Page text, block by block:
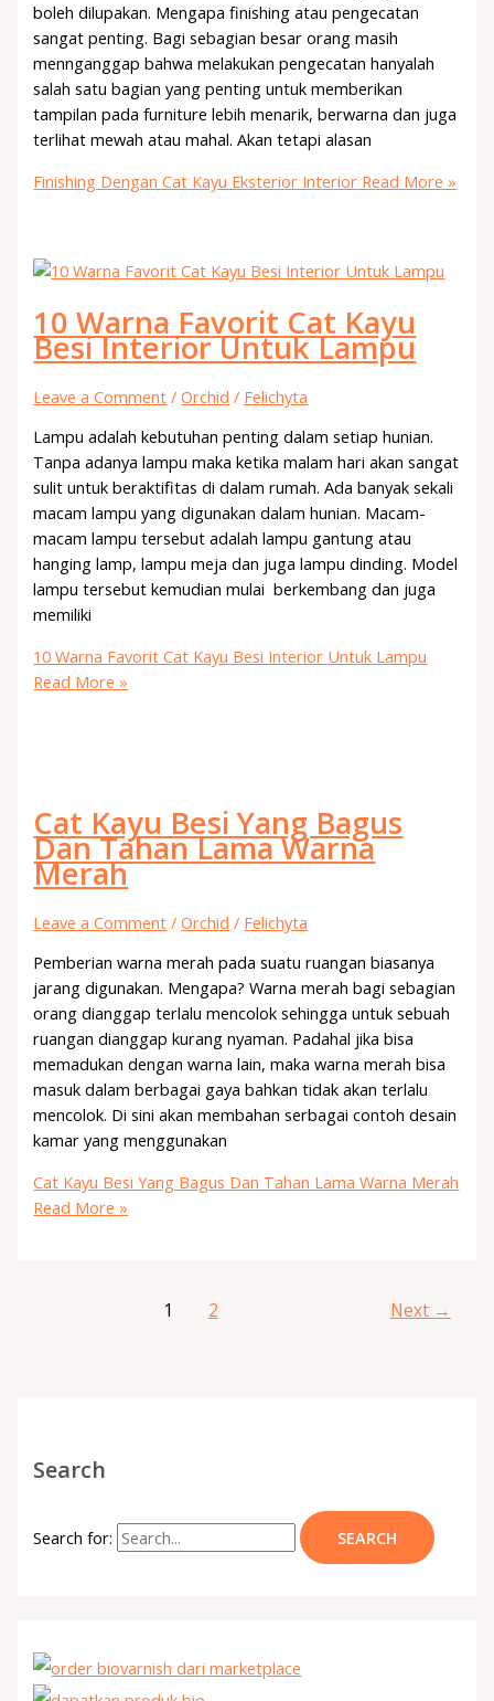
boleh dilupakan. Mengapa finishing atau pengecatan
sangat penting. Bagi sebagian besar orang masih
mennganggap bahwa melakukan pengecatan hanyalah
salah satu bagian yang penting untuk memberikan
tampilan pada furniture lebih menarik, berwarna dan juga
terlihat mewah atau mahal. Akan tetapi alasan
Finishing Dengan Cat Kayu Eksterior Interior Read More »
10 Warna Favorit Cat Kayu
Besi Interior Untuk Lampu
Leave a Comment /Orchid / Felichyta
Lampu adalah kebutuhan penting dalam setiap hunian.
Tanpa adanya lampu maka ketika malam hari akan sangat
sulit untuk beraktifitas di dalam rumah. Ada banyak sekali
macam lampu yang digunakan dalam hunian. Macam-
macam lampu tersebut adalah lampu gantung atau
hanging lamp, lampu meja dan juga lampu dinding. Model
lampu tersebut kemudian mulai berkembang dan juga
memiliki
10 Warna Favorit Cat Kayu Besi Interior Untuk Lampu
Read More »
Cat Kayu Besi Yang Bagus
Dan Tahan Lama Warna
Merah
Leave a Comment /Orchid / Felichyta
Pemberian warna merah pada suatu ruangan biasanya
jarang digunakan. Mengapa? Warna merah bagi sebagian
orang dianggap terlalu mencolok sehingga untuk sebuah
ruangan dianggap kurang nyaman. Padahal jika bisa
memadukan dengan warna lain, maka warna merah bisa
masuk dalam berbagai gaya bahkan tidak akan terlalu
mencolok. Di sini akan membahan serbagai contoh desain
kamar yang menggunakan
Cat Kayu Besi Yang Bagus Dan Tahan Lama Warna Merah
Read More »
1 2 Next →
Search
Search for: